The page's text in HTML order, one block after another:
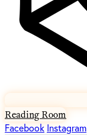
Reading Room
Facebook Instagram